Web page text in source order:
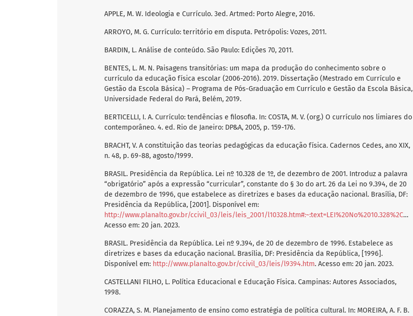
APPLE, M. W. Ideologia e Currículo. 3ed. Artmed: Porto Alegre, 2016.
ARROYO, M. G. Currículo: território em disputa. Petrópolis: Vozes, 2011.
BARDIN, L. Análise de conteúdo. São Paulo: Edições 70, 2011.
BENTES, L. M. N. Paisagens transitórias: um mapa da produção do conhecimento sobre o
currículo da educação física escolar (2006-2016). 2019. Dissertação (Mestrado em Currículo e
Gestão da Escola Básica) – Programa de Pós-Graduação em Currículo e Gestão da Escola Básica,
Universidade Federal do Pará, Belém, 2019.
BERTICELLI, I. A. Currículo: tendências e filosofia. In: COSTA, M. V. (org.) O currículo nos limiares do
contemporâneo. 4. ed. Rio de Janeiro: DP&A, 2005, p. 159-176.
BRACHT, V. A constituição das teorias pedagógicas da educação física. Cadernos Cedes, ano XIX,
n. 48, p. 69-88, agosto/1999.
BRASIL. Presidência da República. Lei nº 10.328 de 1º, de dezembro de 2001. Introduz a palavra
“obrigatório” após a expressão “curricular”, constante do § 3o do art. 26 da Lei no 9.394, de 20
de dezembro de 1996, que estabelece as diretrizes e bases da educação nacional. Brasília, DF:
Presidência da República, [2001]. Disponível em:
http://www.planalto.gov.br/ccivil_03/leis/leis_2001/l10328.htm#:~:text=LEI%20No%2010.328%2C%20DE,e%20bases%20da%20educa%C3%A7%C3%A3o%20nacional
Acesso em: 20 jan. 2023.
BRASIL. Presidência da República. Lei nº 9.394, de 20 de dezembro de 1996. Estabelece as
diretrizes e bases da educação nacional. Brasília, DF: Presidência da República, [1996].
Disponível em: http://www.planalto.gov.br/ccivil_03/leis/l9394.htm. Acesso em: 20 jan. 2023.
CASTELLANI FILHO, L. Política Educacional e Educação Física. Campinas: Autores Associados,
1998.
CORAZZA, S. M. Planejamento de ensino como estratégia de política cultural. In: MOREIRA, A. F. B.